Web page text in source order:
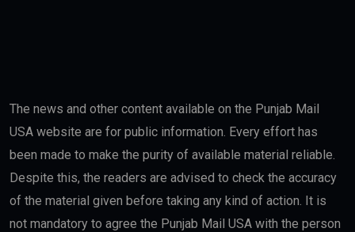
The news and other content available on the Punjab Mail
USA website are for public information. Every effort has
been made to make the purity of available material reliable.
Despite this, the readers are advised to check the accuracy
of the material given before taking any kind of action. It is
not mandatory to agree the Punjab Mail USA with the person